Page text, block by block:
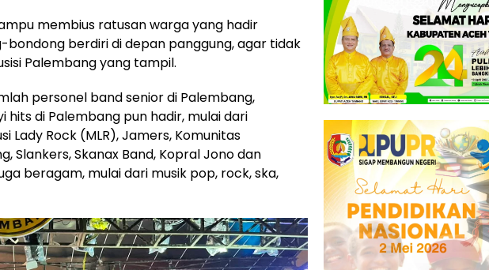
membius ratusan warga yang hadir
berdiri di depan panggung, agar tidak
Palembang yang tampil.
personel band senior di Palembang,
di Palembang pun hadir, mulai dari
Lady Rock (MLR), Jamers, Komunitas
Slankers, Skanax Band, Kopral Jono dan
beragam, mulai dari musik pop, rock, ska,